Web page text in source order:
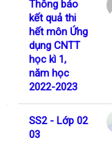
Thông báo
kết quả thi
hết môn Ứng
dụng CNTT
học kì 1,
năm học
2022-2023
SS2 - Lớp 02
03